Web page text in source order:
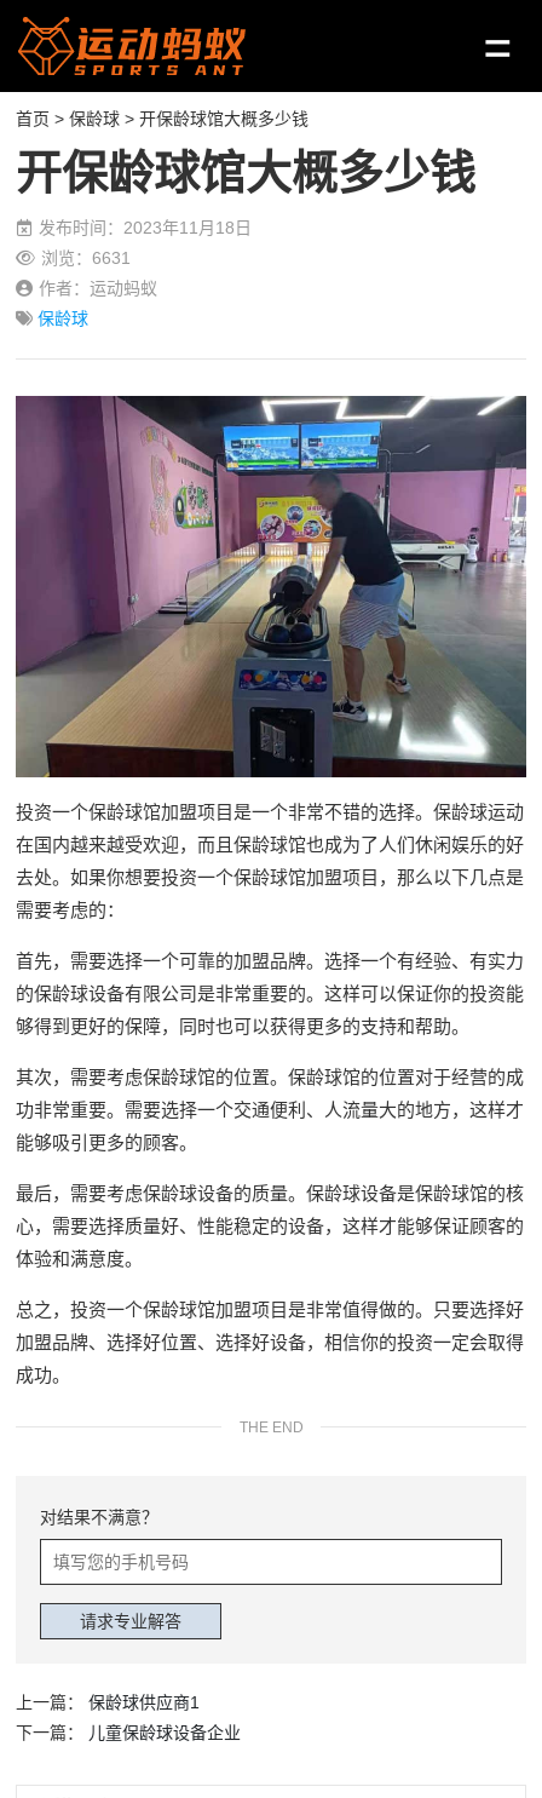
首页 >保龄球 > 开保龄球馆大概多少钱
开保龄球馆大概多少钱
发布时间：2023年11月18日
浏览：6631
作者：运动蚂蚁
保龄球
投资一个保龄球馆加盟项目是一个非常不错的选择。保龄球运动
在国内越来越受欢迎，而且保龄球馆也成为了人们休闲娱乐的好
去处。如果你想要投资一个保龄球馆加盟项目，那么以下几点是
需要考虑的：
首先，需要选择一个可靠的加盟品牌。选择一个有经验、有实力
的保龄球设备有限公司是非常重要的。这样可以保证你的投资能
够得到更好的保障，同时也可以获得更多的支持和帮助。
其次，需要考虑保龄球馆的位置。保龄球馆的位置对于经营的成
功非常重要。需要选择一个交通便利、人流量大的地方，这样才
能够吸引更多的顾客。
最后，需要考虑保龄球设备的质量。保龄球设备是保龄球馆的核
心，需要选择质量好、性能稳定的设备，这样才能够保证顾客的
体验和满意度。
总之，投资一个保龄球馆加盟项目是非常值得做的。只要选择好
加盟品牌、选择好位置、选择好设备，相信你的投资一定会取得
成功。
THE END
对结果不满意？
上一篇：
保龄球供应商1
下一篇：
儿童保龄球设备企业